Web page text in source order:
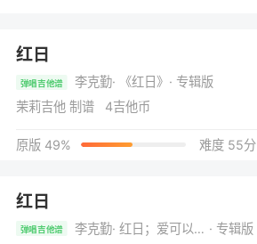
红日
弹唱吉他谱 李克勤· 《红日》 · 专辑版
茉莉吉他 制谱 4吉他币
原版 49% 难度 55分
红日
弹唱吉他谱 李克勤 · 红日；爱可以问谁 · 专辑版